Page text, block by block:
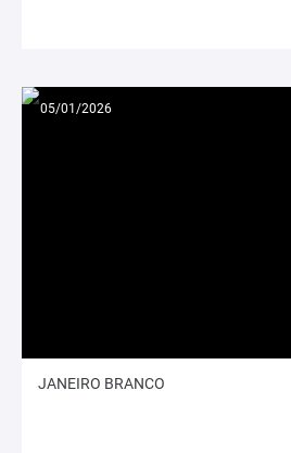
05/01/2026
JANEIRO BRANCO